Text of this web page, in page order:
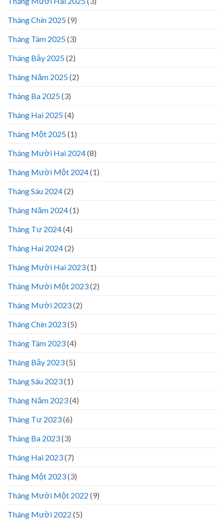
Tháng Chín 2025(9)
Tháng Tám 2025(3)
Tháng Bảy 2025(2)
Tháng Năm 2025(2)
Tháng Ba 2025(3)
Tháng Hai 2025(4)
Tháng Một 2025(1)
Tháng Mười Hai 2024(8)
Tháng Mười Một 2024(1)
Tháng Sáu 2024(2)
Tháng Năm 2024(1)
Tháng Tư 2024(4)
Tháng Hai 2024(2)
Tháng Mười Hai 2023(1)
Tháng Mười Một 2023(2)
Tháng Mười 2023(2)
Tháng Chín 2023(5)
Tháng Tám 2023(4)
Tháng Bảy 2023(5)
Tháng Sáu 2023(1)
Tháng Năm 2023(4)
Tháng Tư 2023(6)
Tháng Ba 2023(3)
Tháng Hai 2023(7)
Tháng Một 2023(3)
Tháng Mười Một 2022 (9)
Tháng Mười 2022 (5)